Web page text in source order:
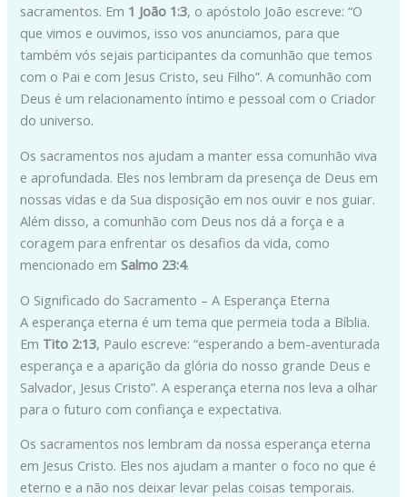
sacramentos. Em 1 João 1:3, o apóstolo João escreve: “O
que vimos e ouvimos, isso vos anunciamos, para que
também vós sejais participantes da comunhão que temos
com o Pai e com Jesus Cristo, seu Filho”. A comunhão com
Deus é um relacionamento íntimo e pessoal com o Criador
do universo.
Os sacramentos nos ajudam a manter essa comunhão viva
e aprofundada. Eles nos lembram da presença de Deus em
nossas vidas e da Sua disposição em nos ouvir e nos guiar.
Além disso, a comunhão com Deus nos dá a força e a
coragem para enfrentar os desafios da vida, como
mencionado emSalmo 23:4.
O Significado do Sacramento – A Esperança Eterna
A esperança eterna é um tema que permeia toda a Bíblia.
Em Tito 2:13, Paulo escreve: “esperando a bem-aventurada
esperança e a aparição da glória do nosso grande Deus e
Salvador, Jesus Cristo”. A esperança eterna nos leva a olhar
para o futuro com confiança e expectativa.
Os sacramentos nos lembram da nossa esperança eterna
em Jesus Cristo. Eles nos ajudam a manter o foco no que é
eterno e a não nos deixar levar pelas coisas temporais.